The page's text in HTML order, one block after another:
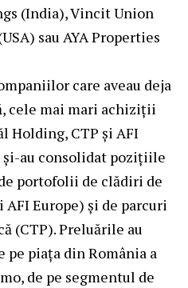
(India), Vincit Union
sau AYA Properties
care aveau deja
cele mai mari achiziţii
Holding, CTP şi AFI
au consolidat pozițiile
portofolii de clădiri de
Europe) și de parcuri
(CTP). Preluările au
pe piața din România a
de pe segmentul de